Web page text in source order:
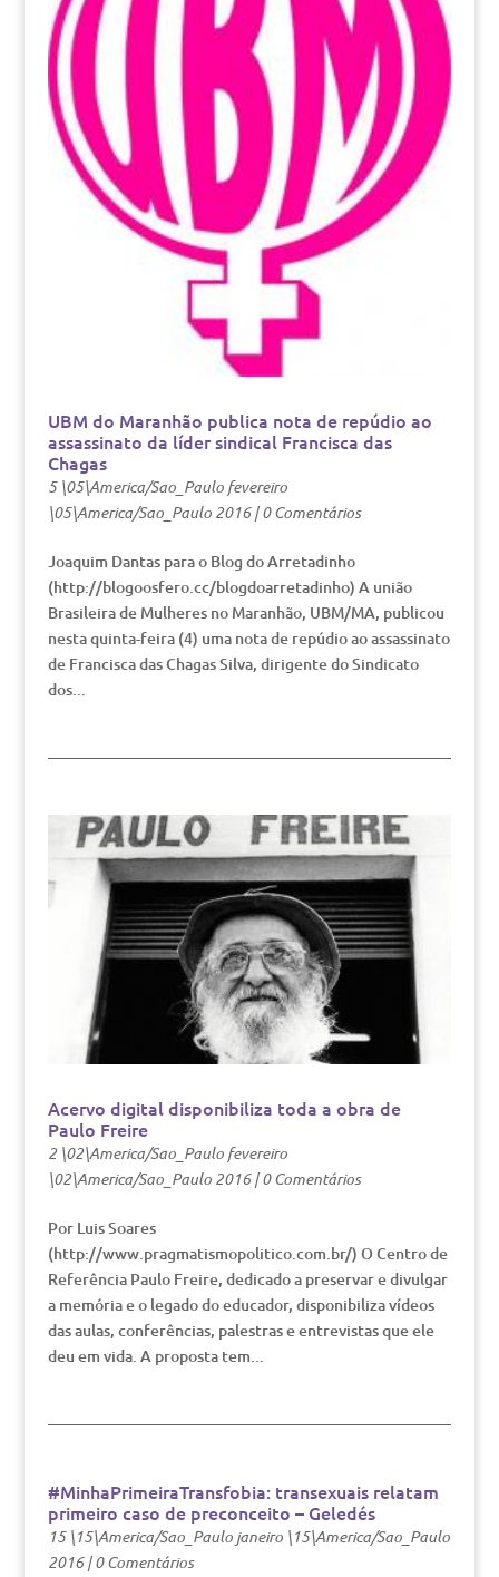
UBM do Maranhão publica nota de repúdio ao
assassinato da líder sindical Francisca das
Chagas
5 \05\America/Sao_Paulo fevereiro
\05\America/Sao_Paulo 2016|0 Comentários
Joaquim Dantas para o Blog do Arretadinho
(http://blogoosfero.cc/blogdoarretadinho) A união
Brasileira de Mulheres no Maranhão, UBM/MA, publicou
nesta quinta-feira (4) uma nota de repúdio ao assassinato
de Francisca das Chagas Silva, dirigente do Sindicato
dos...
Acervo digital disponibiliza toda a obra de
Paulo Freire
2 \02\America/Sao_Paulo fevereiro
\02\America/Sao_Paulo 2016|0 Comentários
Por Luis Soares
(http://www.pragmatismopolitico.com.br/) O Centro de
Referência Paulo Freire, dedicado a preservar e divulgar
a memória e o legado do educador, disponibiliza vídeos
das aulas, conferências, palestras e entrevistas que ele
deu em vida. A proposta tem...
#MinhaPrimeiraTransfobia: transexuais relatam
primeiro caso de preconceito – Geledés
15 \15\America/Sao_Paulo janeiro \15\America/Sao_Paulo
2016|0 Comentários